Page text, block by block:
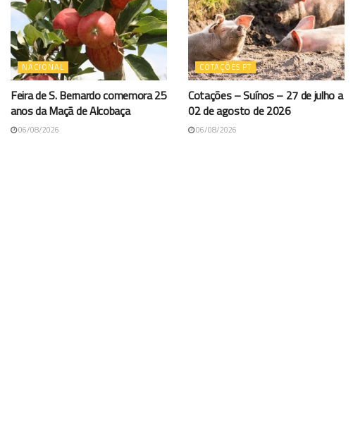
NACIONAL
Feira de S. Bernardo comemora 25
anos da Maçã de Alcobaça
06/08/2026
COTAÇÕES PT
Cotações – Suínos – 27 de julho a
02 de agosto de 2026
06/08/2026